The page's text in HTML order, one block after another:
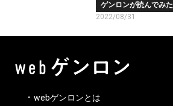
ゲンロンが読んでみた
2022/08/31
webゲンロンとは